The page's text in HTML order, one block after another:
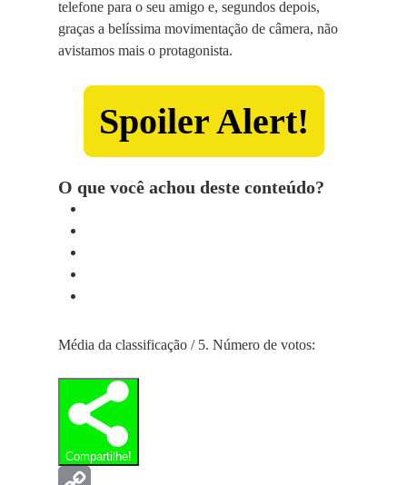
telefone para o seu amigo e, segundos depois,
graças a belíssima movimentação de câmera, não
avistamos mais o protagonista.
Spoiler Alert!
O que você achou deste conteúdo?
Média da classificação / 5. Número de votos:
Compartilhe!